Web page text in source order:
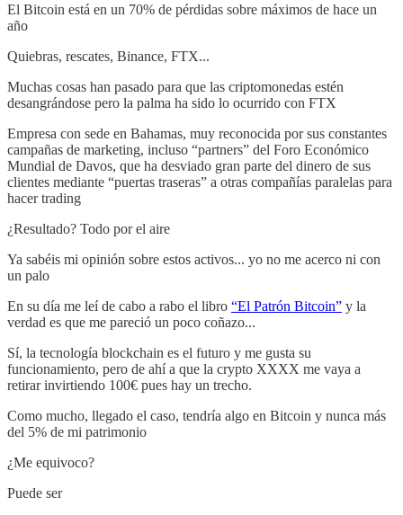
El Bitcoin está en un 70% de pérdidas sobre máximos de hace un
año
Quiebras, rescates, Binance, FTX...
Muchas cosas han pasado para que las criptomonedas estén
desangrándose pero la palma ha sido lo ocurrido con FTX
Empresa con sede en Bahamas, muy reconocida por sus constantes
campañas de marketing, incluso “partners” del Foro Económico
Mundial de Davos, que ha desviado gran parte del dinero de sus
clientes mediante “puertas traseras” a otras compañías paralelas para
hacer trading
¿Resultado? Todo por el aire
Ya sabéis mi opinión sobre estos activos... yo no me acerco ni con
un palo
En su día me leí de cabo a rabo el libro “El Patrón Bitcoin” y la
verdad es que me pareció un poco coñazo...
Sí, la tecnología blockchain es el futuro y me gusta su
funcionamiento, pero de ahí a que la crypto XXXX me vaya a
retirar invirtiendo 100€ pues hay un trecho.
Como mucho, llegado el caso, tendría algo en Bitcoin y nunca más
del 5% de mi patrimonio
¿Me equivoco?
Puede ser